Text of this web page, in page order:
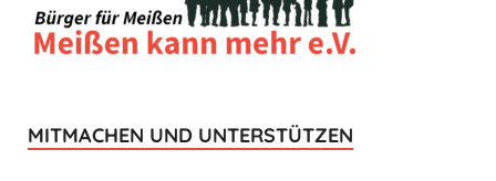
MITMACHEN UND UNTERSTÜTZEN